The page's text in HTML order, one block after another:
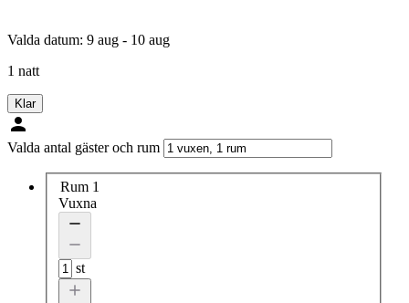
Valda datum: 9 aug - 10 aug
1 natt
Klar
Valda antal gäster och rum
Rum 1
Vuxna
st